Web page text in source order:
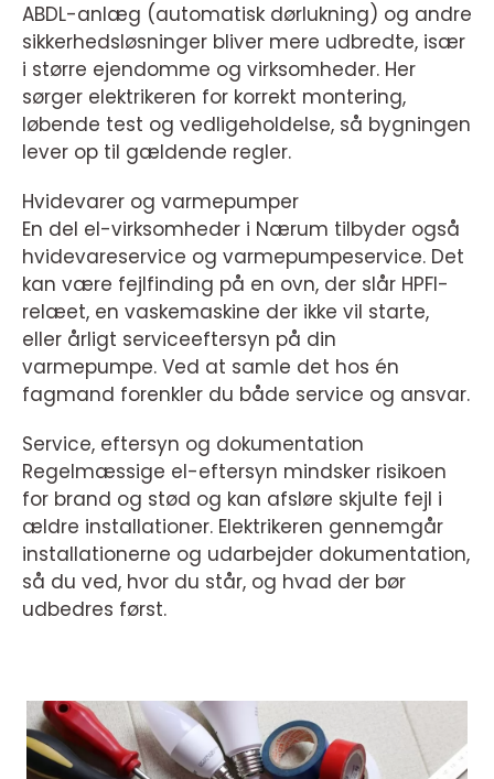
ABDL-anlæg (automatisk dørlukning) og andre
sikkerhedsløsninger bliver mere udbredte, især
i større ejendomme og virksomheder. Her
sørger elektrikeren for korrekt montering,
løbende test og vedligeholdelse, så bygningen
lever op til gældende regler.
Hvidevarer og varmepumper
En del el-virksomheder i Nærum tilbyder også
hvidevareservice og varmepumpeservice. Det
kan være fejlfinding på en ovn, der slår HPFI-
relæet, en vaskemaskine der ikke vil starte,
eller årligt serviceeftersyn på din
varmepumpe. Ved at samle det hos én
fagmand forenkler du både service og ansvar.
Service, eftersyn og dokumentation
Regelmæssige el-eftersyn mindsker risikoen
for brand og stød og kan afsløre skjulte fejl i
ældre installationer. Elektrikeren gennemgår
installationerne og udarbejder dokumentation,
så du ved, hvor du står, og hvad der bør
udbedres først.